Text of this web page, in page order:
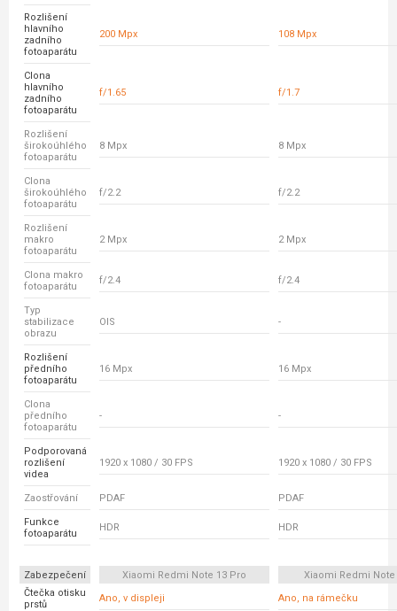
Rozlišení
hlavního
zadního
fotoaparátu
200 Mpx 108 Mpx
Clona
hlavního
zadního
fotoaparátu
f/1.65 f/1.7
Rozlišení
širokoúhlého
fotoaparátu
8 Mpx 8 Mpx
Clona
širokoúhlého
fotoaparátu
f/2.2 f/2.2
Rozlišení
makro
fotoaparátu
2 Mpx 2 Mpx
Clona makro
fotoaparátu
f/2.4 f/2.4
Typ
stabilizace
obrazu
OIS -
Rozlišení
předního
fotoaparátu
16 Mpx 16 Mpx
Clona
předního
fotoaparátu
- -
Podporovaná
rozlišení
videa
1920 x 1080 / 30 FPS 1920 x 1080 / 30 FPS
Zaostřování PDAF PDAF
Funkce
fotoaparátu
HDR HDR
Zabezpečení Xiaomi Redmi Note 13 Pro
Xiaomi Redmi Note
Čtečka otisku
prstů
Ano, v displeji Ano, na rámečku